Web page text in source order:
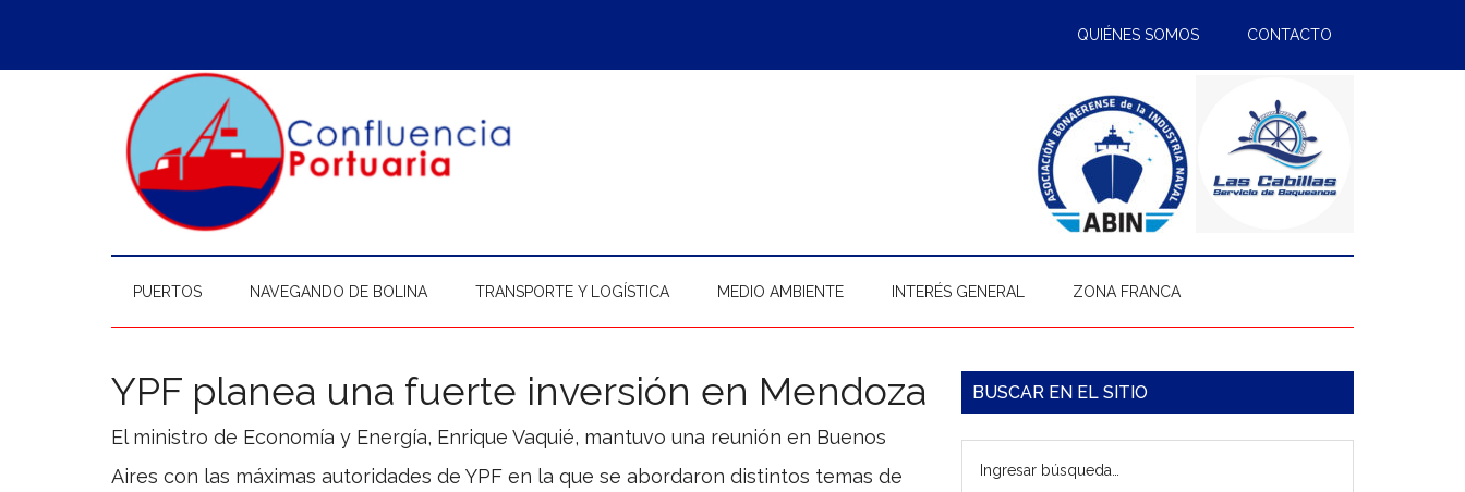
contenido
secondary
la
pie
QUIÉNES SOMOS CONTACTO
PUERTOS NAVEGANDO DE BOLINA TRANSPORTE Y LOGÍSTICA MEDIO AMBIENTE INTERÉS GENERAL ZONA FRANCA
YPF planea una fuerte inversión en Mendoza
El ministro de Economía y Energía, Enrique Vaquié, mantuvo una reunión en Buenos
Aires con las máximas autoridades de YPF en la que se abordaron distintos temas de
Barra
principal
BUSCAR EN EL SITIO
búsqueda…